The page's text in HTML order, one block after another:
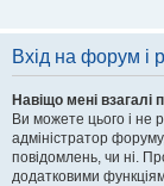
Вхід на форум і
Навіщо мені взагалі
Ви можете цього і не
адміністратор
повідомлень, чи ні.
додатковими